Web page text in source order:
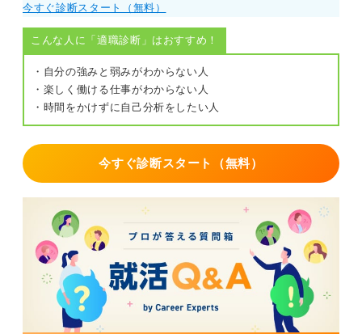
今すぐ診断スタート（無料）
こんな人に「適職診断」はおすすめ！
・自分の強みと弱みがわからない人
・楽しく働ける仕事がわからない人
・時間をかけずに自己分析をしたい人
今すぐ診断スタート（無料）